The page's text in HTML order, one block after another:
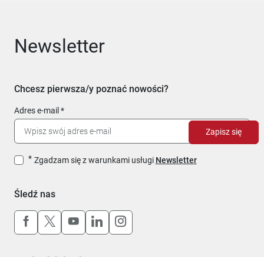
Newsletter
Chcesz pierwsza/y poznać nowości?
Adres e-mail
Zgadzam się z warunkami usługi Newsletter
Zapisz się
Śledź nas
Uwaga, link otworzy się w nowym oknie
Uwaga, link otworzy się w nowym oknie
Uwaga, link otworzy się w nowym
Uwaga, link otworzy się w
Uwaga, link otworzy się w